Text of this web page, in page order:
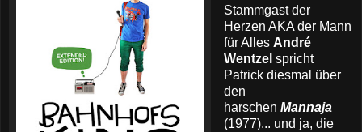
Stammgast der
Herzen AKA der Mann
für Alles André
Wentzel spricht
Patrick diesmal über
den
harschen Mannaja
(1977)... und ja, die